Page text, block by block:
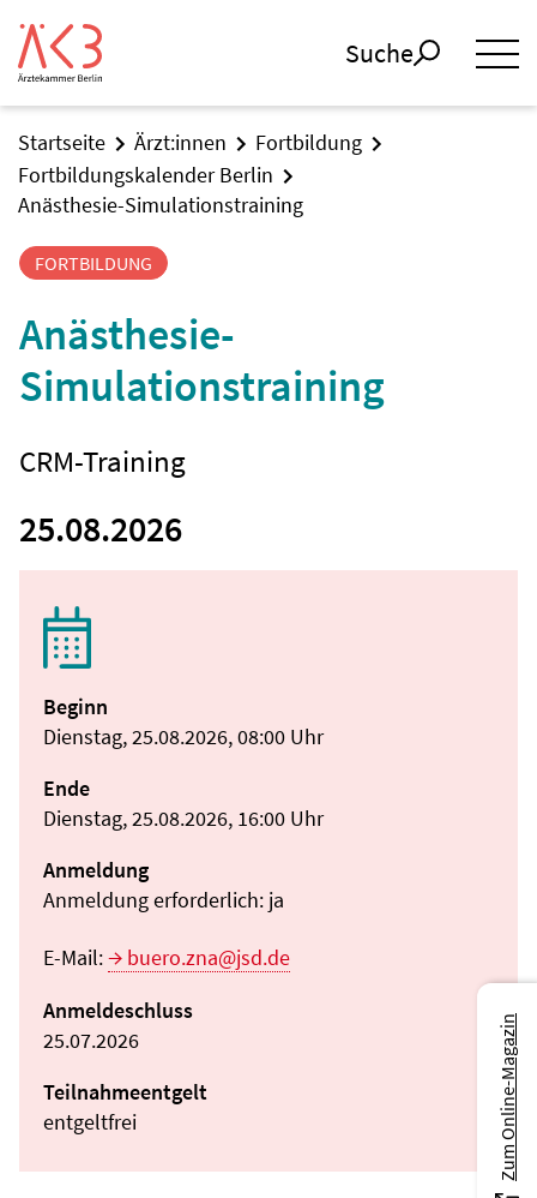
Suche
Startseite Ärzt:innen
Fortbildung
Fortbildungskalender Berlin
Anästhesie-Simulationstraining
FORTBILDUNG
Anästhesie-
Simulationstraining
CRM-Training
25.08.2026
Beginn
Dienstag, 25.08.2026, 08:00 Uhr
Ende
Dienstag, 25.08.2026, 16:00 Uhr
Anmeldung
Anmeldung erforderlich: ja
E-Mail:
buero.zna@jsd.de
Anmeldeschluss
25.07.2026
Teilnahmeentgelt
entgeltfrei
Zum Online-Magazin